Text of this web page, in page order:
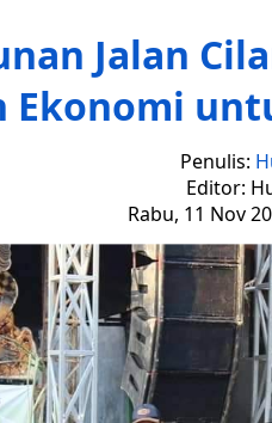
Jalan
Ekonomi
Penulis:
Editor:
Rabu, 11 Nov